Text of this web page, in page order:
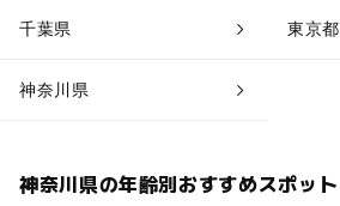
千葉県 東京都
神奈川県
神奈川県の年齢別おすすめスポット